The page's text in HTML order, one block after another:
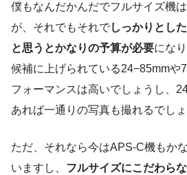
僕もなんだかんだでフルサイズ機
が、それでもそれでしっかりとし
と思うとかなりの予算が必要にな
候補に上げられている24−85mmや
フォーマンスは高いでしょうし、
あれば一通りの写真も撮れるでしょ
ただ、それなら今はAPS-C機もか
いますし、 フルサイズにこだわら